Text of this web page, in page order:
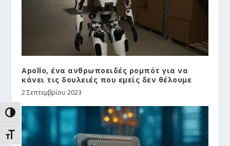
ΕΝΑΛΛΑΓΉ ΥΨΗΛΉΣ ΑΝΤΊΘΕΣΗΣ
ΕΝΑΛΛΑΓΉ ΜΕΓΈΘΟΥΣ ΓΡΑΜΜΆΤΩΝ
Apollo, ένα ανθρωποειδές ρομπότ για να
κάνει τις δουλειές που εμείς δεν θέλουμε
2 Σεπτεμβρίου 2023